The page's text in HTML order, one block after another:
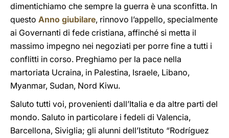
dimentichiamo che sempre la guerra è una sconfitta. In
questo Anno giubilare, rinnovo l’appello, specialmente
ai Governanti di fede cristiana, affinché si metta il
massimo impegno nei negoziati per porre fine a tutti i
conflitti in corso. Preghiamo per la pace nella
martoriata Ucraina, in Palestina, Israele, Libano,
Myanmar, Sudan, Nord Kiwu.
Saluto tutti voi, provenienti dall’Italia e da altre parti del
mondo. Saluto in particolare i fedeli di Valencia,
Barcellona, Siviglia; gli alunni dell’Istituto “Rodríguez